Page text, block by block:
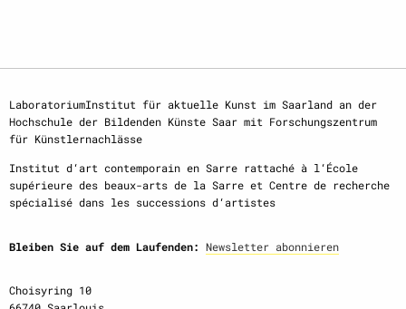
LaboratoriumInstitut für aktuelle Kunst im Saarland an der
Hochschule der Bildenden Künste Saar mit Forschungszentrum
für Künstlernachlässe
Institut d‘art contemporain en Sarre rattaché à l‘École
supérieure des beaux-arts de la Sarre et Centre de recherche
spécialisé dans les successions d‘artistes
Bleiben Sie auf dem Laufenden: Newsletter abonnieren
Choisyring 10